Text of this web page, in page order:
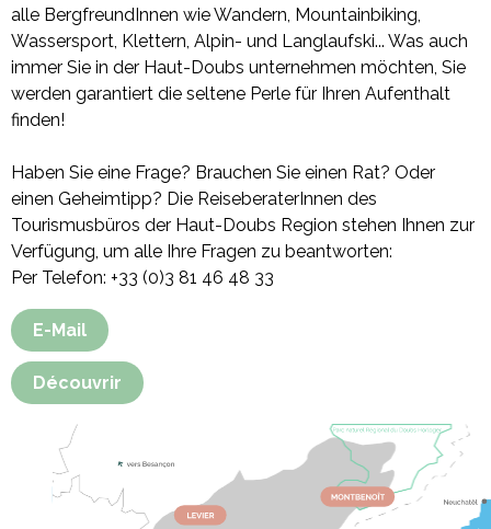
alle BergfreundInnen wie Wandern, Mountainbiking,
Wassersport, Klettern, Alpin- und Langlaufski... Was auch
immer Sie in der Haut-Doubs unternehmen möchten, Sie
werden garantiert die seltene Perle für Ihren Aufenthalt
finden!
Haben Sie eine Frage? Brauchen Sie einen Rat? Oder
einen Geheimtipp? Die ReiseberaterInnen des
Tourismusbüros der Haut-Doubs Region stehen Ihnen zur
Verfügung, um alle Ihre Fragen zu beantworten:
Per Telefon: +33 (0)3 81 46 48 33
E-Mail
Découvrir